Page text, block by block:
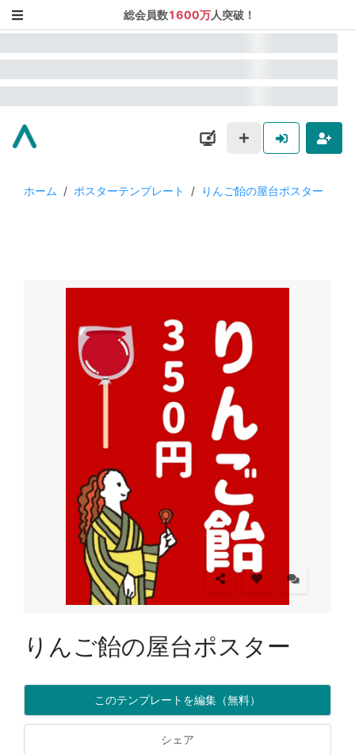
総会員数1600万人突破！
ホーム / ポスターテンプレート / りんご飴の屋台ポスター
りんご飴の屋台ポスター
このテンプレートを編集（無料）
シェア